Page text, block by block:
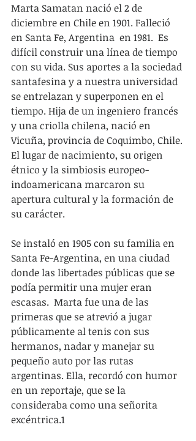
Marta Samatan nació el 2 de
diciembre en Chile en 1901. Falleció
en Santa Fe, Argentina  en 1981.  Es
difícil construir una línea de tiempo
con su vida. Sus aportes a la sociedad
santafesina y a nuestra universidad
se entrelazan y superponen en el
tiempo. Hija de un ingeniero francés
y una criolla chilena, nació en
Vicuña, provincia de Coquimbo, Chile.
El lugar de nacimiento, su origen
étnico y la simbiosis europeo-
indoamericana marcaron su
apertura cultural y la formación de
su carácter.
Se instaló en 1905 con su familia en
Santa Fe-Argentina, en una ciudad
donde las libertades públicas que se
podía permitir una mujer eran
escasas.  Marta fue una de las
primeras que se atrevió a jugar
públicamente al tenis con sus
hermanos, nadar y manejar su
pequeño auto por las rutas
argentinas. Ella, recordó con humor
en un reportaje, que se la
consideraba como una señorita
excéntrica.1